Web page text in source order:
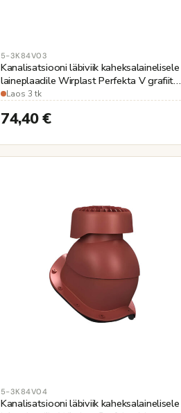
5-3K84V03
Kanalisatsiooni läbiviik kaheksalainelisele
laineplaadile Wirplast Perfekta V grafiit
Ø110mm
Laos 3 tk
74,40€
5-3K84V04
Kanalisatsiooni läbiviik kaheksalainelisele